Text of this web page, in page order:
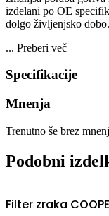
izdelani po OE
dolgo življenjsko dobo.
... Preberi več
Specifikacije
Mnenja
Trenutno še brez
Podobni
Filter zraka